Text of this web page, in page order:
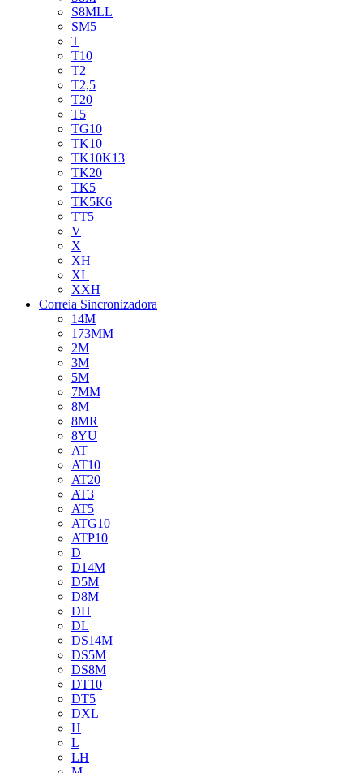
S8MLL
SM5
T
T10
T2
T2,5
T20
T5
TG10
TK10
TK10K13
TK20
TK5
TK5K6
TT5
V
X
XH
XL
XXH
Correia Sincronizadora
14M
173MM
2M
3M
5M
7MM
8M
8MR
8YU
AT
AT10
AT20
AT3
AT5
ATG10
ATP10
D
D14M
D5M
D8M
DH
DL
DS14M
DS5M
DS8M
DT10
DT5
DXL
H
L
LH